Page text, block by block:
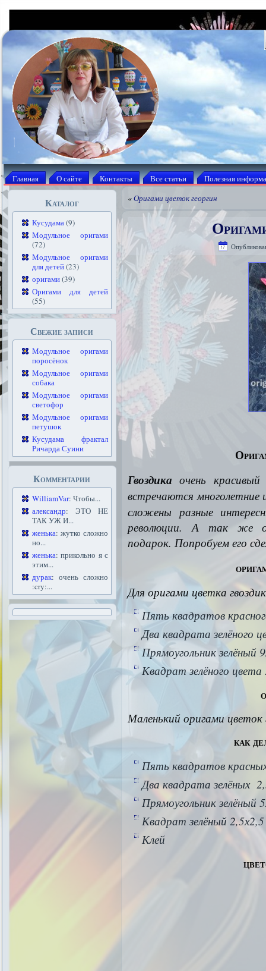
Главная О сайте Контакты Все статьи Полезная
Каталог
Кусудама(9)
Модульное оригами
(72)
Модульное оригами
для детей(23)
оригами(39)
Оригами для детей
(55)
Свежие записи
Модульное оригами
поросёнок
Модульное оригами
собака
Модульное оригами
светофор
Модульное оригами
петушок
Кусудама фрактал
Ричарда Суини
Комментарии
WilliamVar: Чтобы...
александр: ЭТО НЕ
ТАК УЖ И...
женька: жутко сложно
но...
женька: прикольно я с
этим...
дурак: очень сложно
:cry:...
«Оригами цветок георгин
Гвоздика очень
встречаются
сложены разные
революции. А так же
подарок. Попробуем его
Для оригами цветка
Пять квадратов
Два квадрата зелёного
Прямоугольник зелёный
Квадрат зелёного
Маленький оригами цветок
как
Пять квадратов
Два квадрата зелёных
Прямоугольник зелёный
Квадрат зелёный
Клей